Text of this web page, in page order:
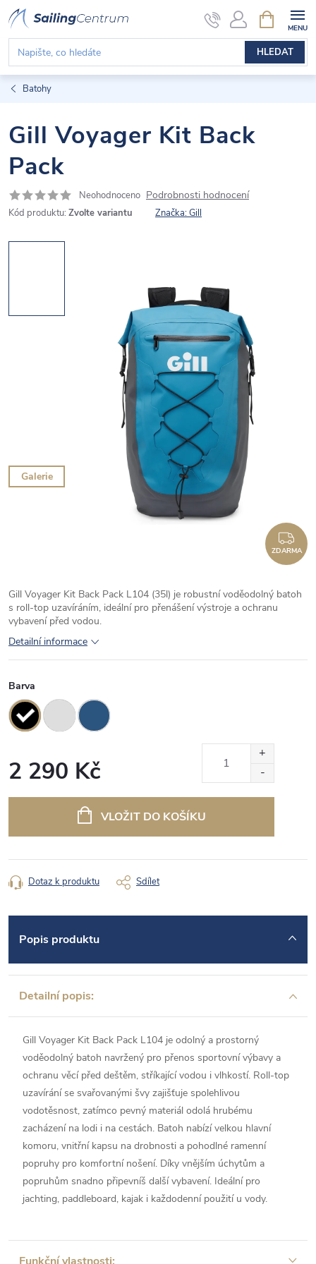
Přejít
na
obsah
HLEDAT
NÁKUPNÍ
KOŠÍK
Batohy
Gill Voyager Kit Back
Pack
Neohodnoceno Podrobnosti hodnocení
Kód produktu: Zvolte variantu Značka:Gill
ZDARMA
Galerie
Gill Voyager Kit Back Pack L104 (35l) je robustní voděodolný batoh
s roll-top uzavíráním, ideální pro přenášení výstroje a ochranu
vybavení před vodou.
Detailní informace
Barva
2 290 Kč
VLOŽIT DO KOŠÍKU
Dotaz k produktu Sdílet
Popis produktu
Detailní popis:
Gill Voyager Kit Back Pack L104 je odolný a prostorný
voděodolný batoh navržený pro přenos sportovní výbavy a
ochranu věcí před deštěm, stříkající vodou i vlhkostí. Roll-top
uzavírání se svařovanými švy zajišťuje spolehlivou
vodotěsnost, zatímco pevný materiál odolá hrubému
zacházení na lodi i na cestách. Batoh nabízí velkou hlavní
komoru, vnitřní kapsu na drobnosti a pohodlné ramenní
popruhy pro komfortní nošení. Díky vnějším úchytům a
popruhům snadno připevníš další vybavení. Ideální pro
jachting, paddleboard, kajak i každodenní použití u vody.